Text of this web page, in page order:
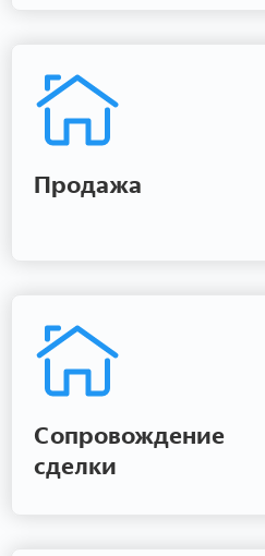
Продажа
Сопровождение
сделки